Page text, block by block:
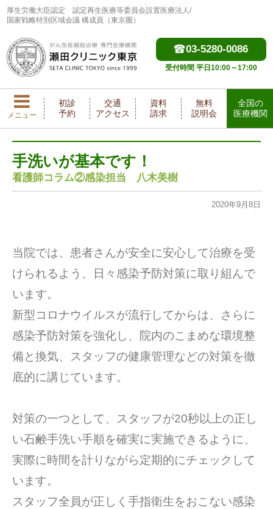
厚生労働大臣認定
認定再生医療等委員会設置医療法人/
国家戦略特別区域会議 構成員（東京圏）
03-5280-0086
受付時間 平日10:00～17:00
メニュー
初診
予約
交通
アクセス
資料
請求
無料
説明会
全国の
医療機関
手洗いが基本です！
看護師コラム②感染担当 八木美樹
2020年9月8日
当院では、患者さんが安全に安心して治療を受
けられるよう、日々感染予防対策に取り組んで
います。
新型コロナウイルスが流行してからは、さらに
感染予防対策を強化し、院内のこまめな環境整
備と換気、スタッフの健康管理などの対策を徹
底的に講じています。
対策の一つとして、スタッフが20秒以上の正し
い石鹸手洗い手順を確実に実施できるように、
実際に時間を計りながら定期的にチェックして
います。
スタッフ全員が正しく手指衛生をおこない感染